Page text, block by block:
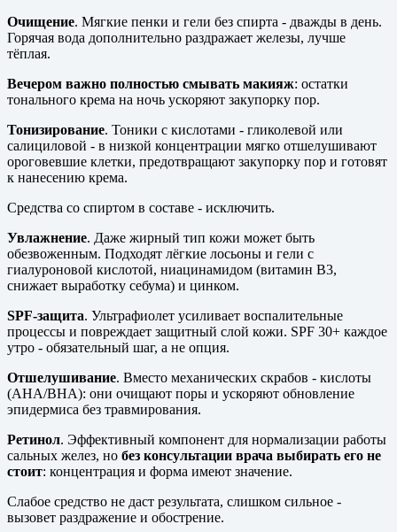
Очищение. Мягкие пенки и гели без спирта - дважды в день.
Горячая вода дополнительно раздражает железы, лучше
тёплая.
Вечером важно полностью смывать макияж: остатки
тонального крема на ночь ускоряют закупорку пор.
Тонизирование. Тоники с кислотами - гликолевой или
салициловой - в низкой концентрации мягко отшелушивают
ороговевшие клетки, предотвращают закупорку пор и готовят
к нанесению крема.
Средства со спиртом в составе - исключить.
Увлажнение. Даже жирный тип кожи может быть
обезвоженным. Подходят лёгкие лосьоны и гели с
гиалуроновой кислотой, ниацинамидом (витамин В3,
снижает выработку себума) и цинком.
SPF-защита. Ультрафиолет усиливает воспалительные
процессы и повреждает защитный слой кожи. SPF 30+ каждое
утро - обязательный шаг, а не опция.
Отшелушивание. Вместо механических скрабов - кислоты
(AHA/BHA): они очищают поры и ускоряют обновление
эпидермиса без травмирования.
Ретинол. Эффективный компонент для нормализации работы
сальных желез, но без консультации врача выбирать его не
стоит: концентрация и форма имеют значение.
Слабое средство не даст результата, слишком сильное -
вызовет раздражение и обострение.